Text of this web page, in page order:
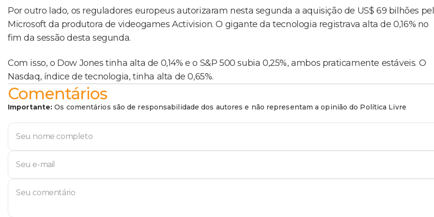
Por outro lado, os reguladores europeus autorizaram nesta segunda a aquisição de US$ 69 bilhões
Microsoft da produtora de videogames Activision. O gigante da tecnologia registrava alta de 0,16% no
fim da sessão desta segunda.
Com isso, o Dow Jones tinha alta de 0,14% e o S&P 500 subia 0,25%, ambos praticamente estáveis. O
Nasdaq, índice de tecnologia, tinha alta de 0,65%.
Comentários
Importante: Os comentários são de responsabilidade dos autores e não representam a opinião do Política Livre